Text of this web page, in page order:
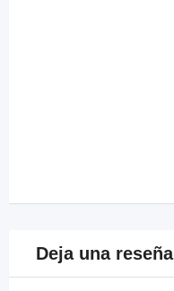
Deja una reseña